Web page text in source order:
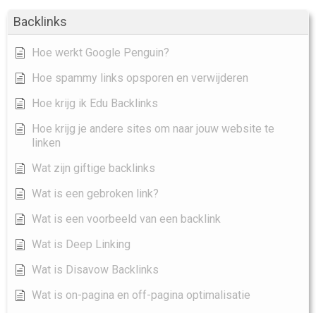
Backlinks
Hoe werkt Google Penguin?
Hoe spammy links opsporen en verwijderen
Hoe krijg ik Edu Backlinks
Hoe krijg je andere sites om naar jouw website te
linken
Wat zijn giftige backlinks
Wat is een gebroken link?
Wat is een voorbeeld van een backlink
Wat is Deep Linking
Wat is Disavow Backlinks
Wat is on-pagina en off-pagina optimalisatie